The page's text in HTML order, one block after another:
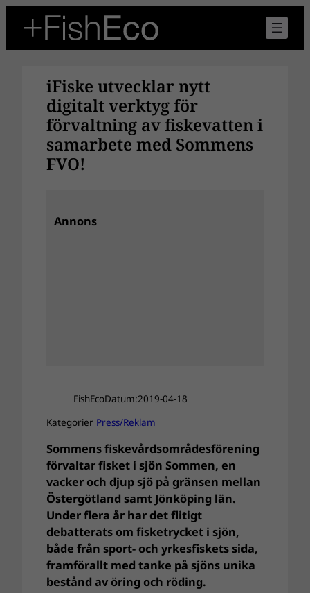
innehåll
iFiske utvecklar nytt
digitalt verktyg för
förvaltning av fiskevatten i
samarbete med Sommens
FVO!
Annons
FishEcoDatum:2019-04-18
Kategorier Press/Reklam
Sommens fiskevårdsområdesförening
förvaltar fisket i sjön Sommen, en
vacker och djup sjö på gränsen mellan
Östergötland samt Jönköping län.
Under flera år har det flitigt
debatterats om fisketrycket i sjön,
både från sport- och yrkesfiskets sida,
framförallt med tanke på sjöns unika
bestånd av öring och röding.